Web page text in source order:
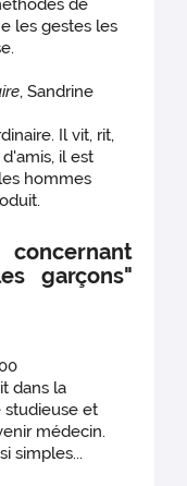
de
les gestes les
, Sandrine
Il vit, rit,
il est
hommes
garçons"
dans la
studieuse et
médecin.
simples...